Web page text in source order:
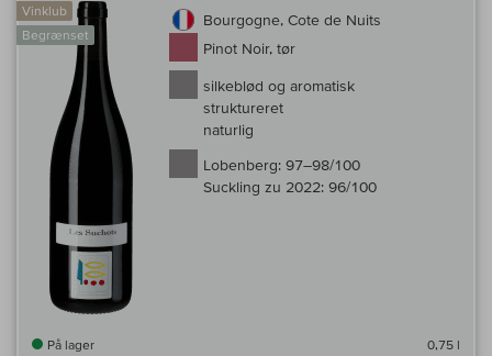
Vinklub
Begrænset
Bourgogne, Cote de Nuits
Pinot Noir, tør
silkeblød og aromatisk
struktureret
naturlig
Lobenberg: 97–98/100
Suckling zu 2022: 96/100
På lager 0,75 l